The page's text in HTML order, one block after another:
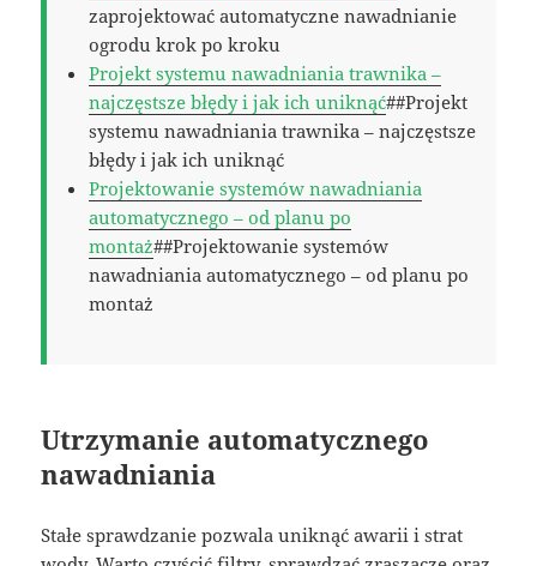
zaprojektować automatyczne nawadnianie
ogrodu krok po kroku
Projekt systemu nawadniania trawnika –
najczęstsze błędy i jak ich uniknąć##Projekt
systemu nawadniania trawnika – najczęstsze
błędy i jak ich uniknąć
Projektowanie systemów nawadniania
automatycznego – od planu po
montaż##Projektowanie systemów
nawadniania automatycznego – od planu po
montaż
Utrzymanie automatycznego
nawadniania
Stałe sprawdzanie pozwala uniknąć awarii i strat